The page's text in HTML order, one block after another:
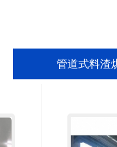
管道式料渣